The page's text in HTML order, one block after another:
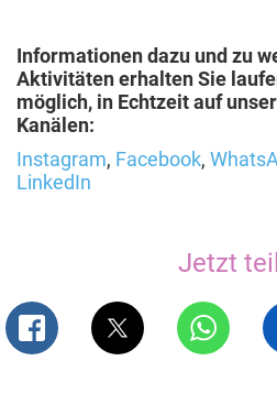
Informationen dazu und zu
Aktivitäten erhalten Sie
möglich, in Echtzeit auf
Kanälen:
Instagram, Facebook,
LinkedIn
Jetzt